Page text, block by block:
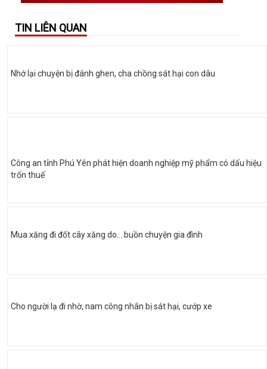
TIN LIÊN QUAN
Nhớ lại chuyện bị đánh ghen, cha chồng sát hại con dâu
Công an tỉnh Phú Yên phát hiện doanh nghiệp mỹ phẩm có dấu hiệu
trốn thuế
Mua xăng đi đốt cây xăng do... buồn chuyện gia đình
Cho người lạ đi nhờ, nam công nhân bị sát hại, cướp xe